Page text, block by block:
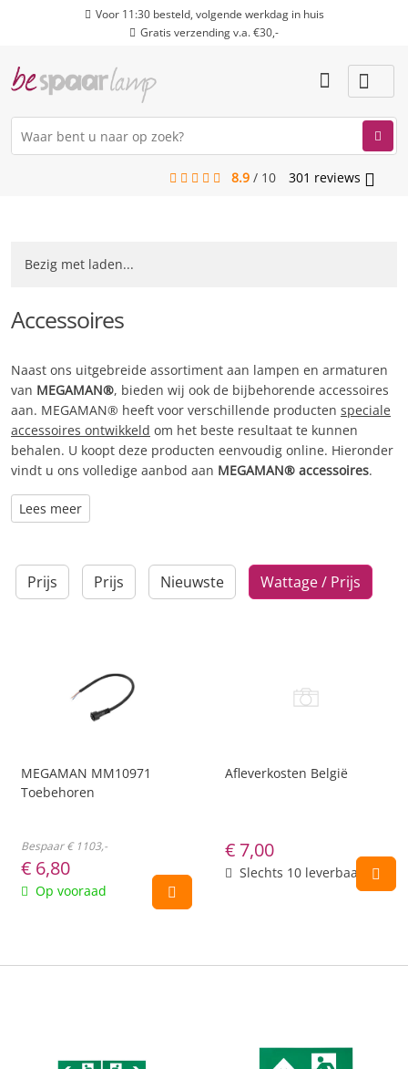
Voor 11:30 besteld, volgende werkdag in huis
Gratis verzending v.a. €30,-
8.9 / 10 301 reviews
Bezig met laden...
Accessoires
Naast ons uitgebreide assortiment aan lampen en armaturen
van MEGAMAN®, bieden wij ook de bijbehorende accessoires
aan. MEGAMAN® heeft voor verschillende producten speciale
accessoires ontwikkeld om het beste resultaat te kunnen
behalen. U koopt deze producten eenvoudig online. Hieronder
vindt u ons volledige aanbod aan MEGAMAN® accessoires.
Lees meer
Prijs Prijs Nieuwste Wattage / Prijs
MEGAMAN MM10971
Toebehoren
Bespaar € 1103,-
€ 6,80
Op vooraad
Afleverkosten België
€ 7,00
Slechts 10 leverbaar